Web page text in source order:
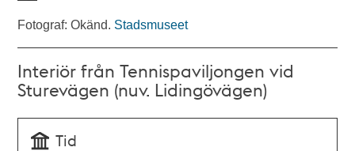
Fotograf: Okänd. Stadsmuseet
Interiör från Tennispaviljongen vid
Sturevägen (nuv. Lidingövägen)
Tid